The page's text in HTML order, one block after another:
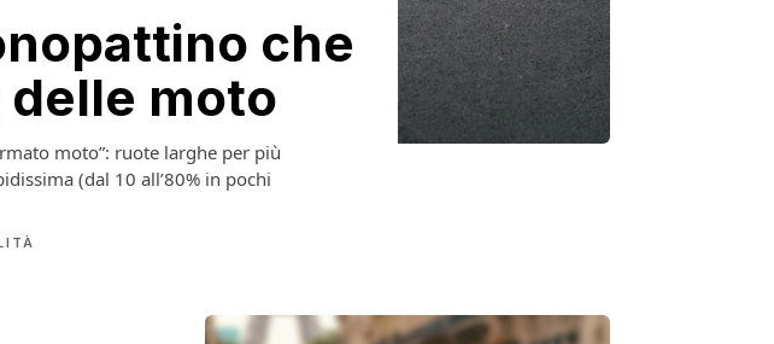
che
delle moto
moto”: ruote larghe per più
(dal 10 all’80% in pochi